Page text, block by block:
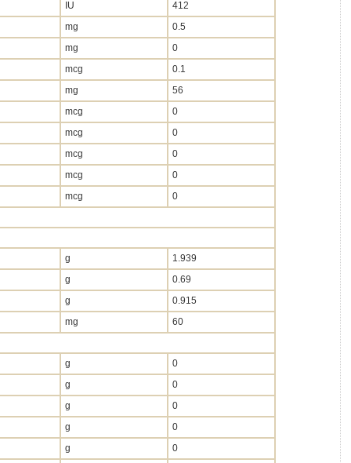
IU
412
mg
0.5
mg
0
mcg
0.1
mg
56
mcg
0
mcg
0
mcg
0
mcg
0
mcg
0
g
1.939
g
0.69
g
0.915
mg
60
g
0
g
0
g
0
g
0
g
0